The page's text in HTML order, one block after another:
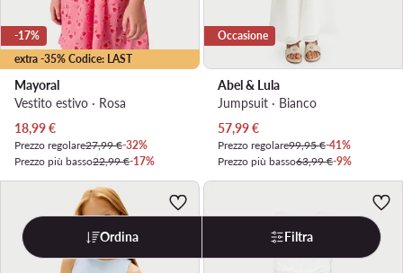
extra -35% Codice: LAST
-17%
Mayoral
Vestito estivo · Rosa
Prezzo attuale
18,99€
Prezzo regolare27,99 €-32%
Prezzo più basso22,99 €-17%
Occasione
Abel & Lula
Jumpsuit · Bianco
Prezzo attuale
57,99€
Prezzo regolare99,95 €-41%
Prezzo più basso63,99 €-9%
Ordina Filtra